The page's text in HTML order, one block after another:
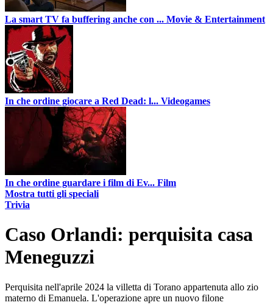
La smart TV fa buffering anche con ... Movie & Entertainment
In che ordine giocare a Red Dead: l... Videogames
In che ordine guardare i film di Ev... Film
Mostra tutti gli speciali
Trivia
Caso Orlandi: perquisita casa
Meneguzzi
Perquisita nell'aprile 2024 la villetta di Torano appartenuta allo zio
materno di Emanuela. L'operazione apre un nuovo filone